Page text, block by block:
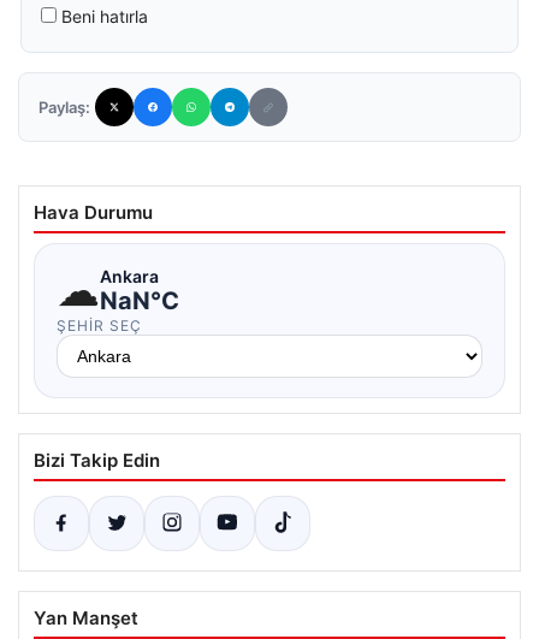
Beni hatırla
Paylaş:
Hava Durumu
☁Ankara
NaN°C
ŞEHIR SEÇ
Bizi Takip Edin
Yan Manşet